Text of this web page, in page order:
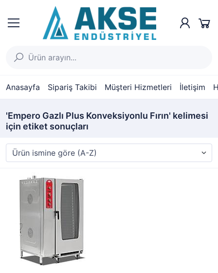
Anasayfa Sipariş Takibi Müşteri Hizmetleri İletişim
'Empero Gazlı Plus Konveksiyonlu Fırın' kelimesi
için etiket sonuçları